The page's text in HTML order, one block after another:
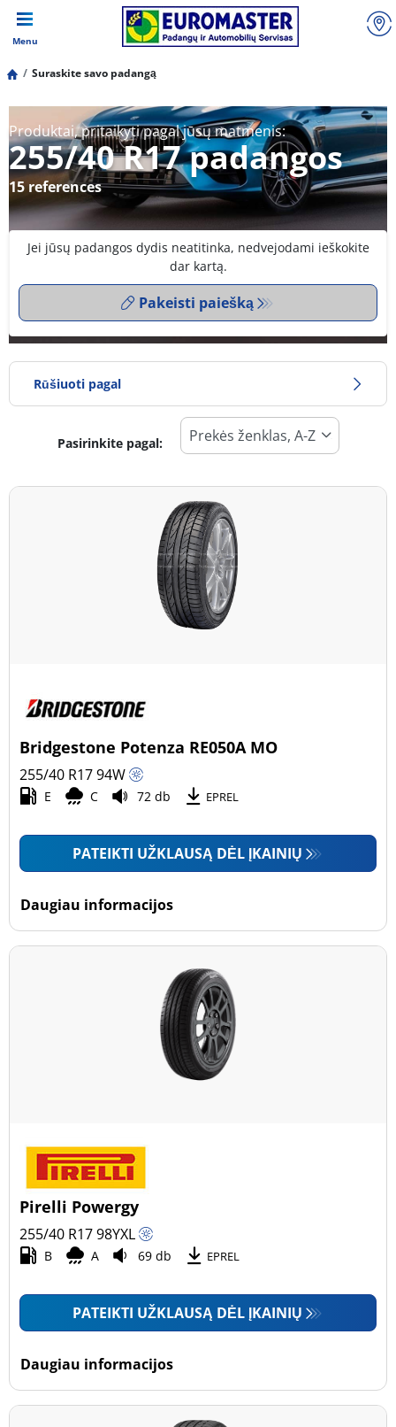
Menu
Suraskite savo padangą
Produktai, pritaikyti pagal jūsų matmenis:
255/40 R17 padangos
15 references
Jei jūsų padangos dydis neatitinka, nedvejodami ieškokite
dar kartą.
Pakeisti paiešką
Rūšiuoti pagal
Padangos tipas
Visi tipai (15)
Lengvasis automobilis (15)
Mažas sunkvežimis (0)
Motociklas (0)
Padanga sustiprintomis sienelėmis
Pasirinkite pagal:
Bridgestone Potenza RE050A MO
255/40 R1794W
E C 72 db EPREL
PATEIKTI UŽKLAUSĄ DĖL ĮKAINIŲ
Daugiau informacijos
Pirelli Powergy
255/40 R1798YXL
B A 69 db EPREL
PATEIKTI UŽKLAUSĄ DĖL ĮKAINIŲ
Daugiau informacijos